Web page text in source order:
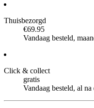
Thuisbezorgd
€69.95
Vandaag besteld,
Click & collect
gratis
Vandaag besteld, al